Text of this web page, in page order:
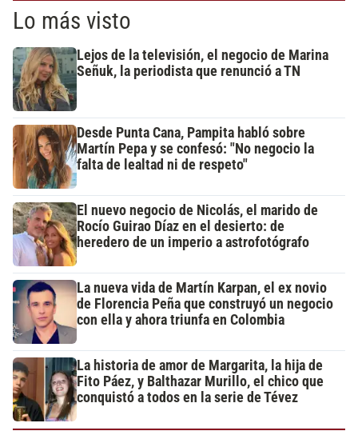
Lo más visto
Lejos de la televisión, el negocio de Marina
Señuk, la periodista que renunció a TN
Desde Punta Cana, Pampita habló sobre
Martín Pepa y se confesó: "No negocio la
falta de lealtad ni de respeto"
El nuevo negocio de Nicolás, el marido de
Rocío Guirao Díaz en el desierto: de
heredero de un imperio a astrofotógrafo
La nueva vida de Martín Karpan, el ex novio
de Florencia Peña que construyó un negocio
con ella y ahora triunfa en Colombia
La historia de amor de Margarita, la hija de
Fito Páez, y Balthazar Murillo, el chico que
conquistó a todos en la serie de Tévez